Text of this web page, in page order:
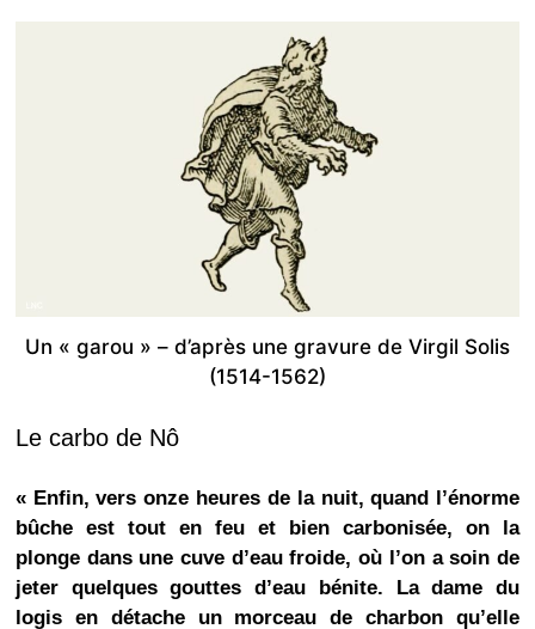
Un « garou » – d’après une gravure de Virgil Solis
(1514-1562)
Le carbo de Nô
« Enfin, vers onze heures de la nuit, quand l’énorme
bûche est tout en feu et bien carbonisée, on la
plonge dans une cuve d’eau froide, où l’on a soin de
jeter quelques gouttes d’eau bénite. La dame du
logis en détache un morceau de charbon qu’elle